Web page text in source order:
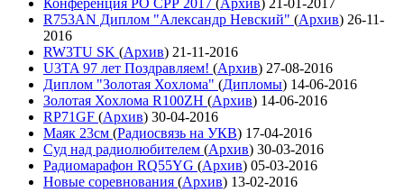
R753AN Диплом "Александр Невский" (Архив) 26-11-
2016
RW3TU SK (Архив) 21-11-2016
U3TA 97 лет Поздравляем! (Архив) 27-08-2016
Диплом "Золотая Хохлома" (Дипломы) 14-06-2016
Золотая Хохлома R100ZH (Архив) 14-06-2016
RP71GF (Архив) 30-04-2016
Маяк 23см (Радиосвязь на УКВ) 17-04-2016
Суд над радиолюбителем (Архив) 30-03-2016
Радиомарафон RQ55YG (Архив) 05-03-2016
Новые соревнования (Архив) 13-02-2016